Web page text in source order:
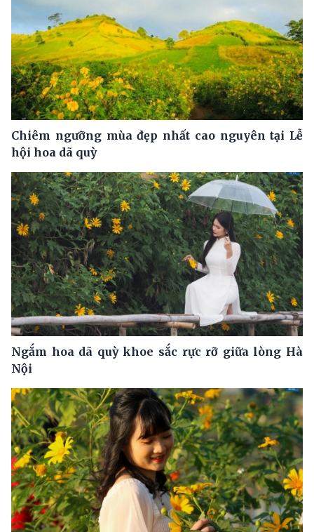
Chiêm ngưỡng mùa đẹp nhất cao nguyên tại Lễ
hội hoa dã quỳ
Ngắm hoa dã quỳ khoe sắc rực rỡ giữa lòng Hà
Nội